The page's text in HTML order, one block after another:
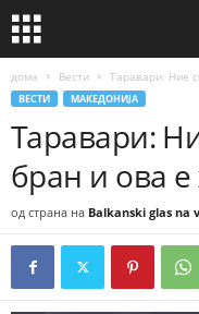
дома Вести Таравари: Ние
ВЕСТИ МАКЕДОНИЈА
Таравари:
бран и ова
од страна на Balkanski glas na